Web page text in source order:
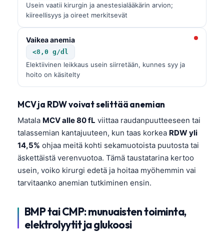
Usein vaatii kirurgin ja anestesialääkärin arvion;
kiireellisyys ja oireet merkitsevät
Vaikea anemia
<8,0 g/dl
Elektiivinen leikkaus usein siirretään, kunnes syy ja
hoito on käsitelty
MCV ja RDW voivat selittää anemian
Matala MCV alle 80 fL viittaa raudanpuutteeseen tai
talassemian kantajuuteen, kun taas korkea RDW yli
14,5% ohjaa meitä kohti sekamuotoista puutosta tai
äskettäistä verenvuotoa. Tämä taustatarina kertoo
usein, voiko kirurgi edetä ja hoitaa myöhemmin vai
tarvitaanko anemian tutkiminen ensin.
BMP tai CMP: munuaisten toiminta,
elektrolyytit ja glukoosi